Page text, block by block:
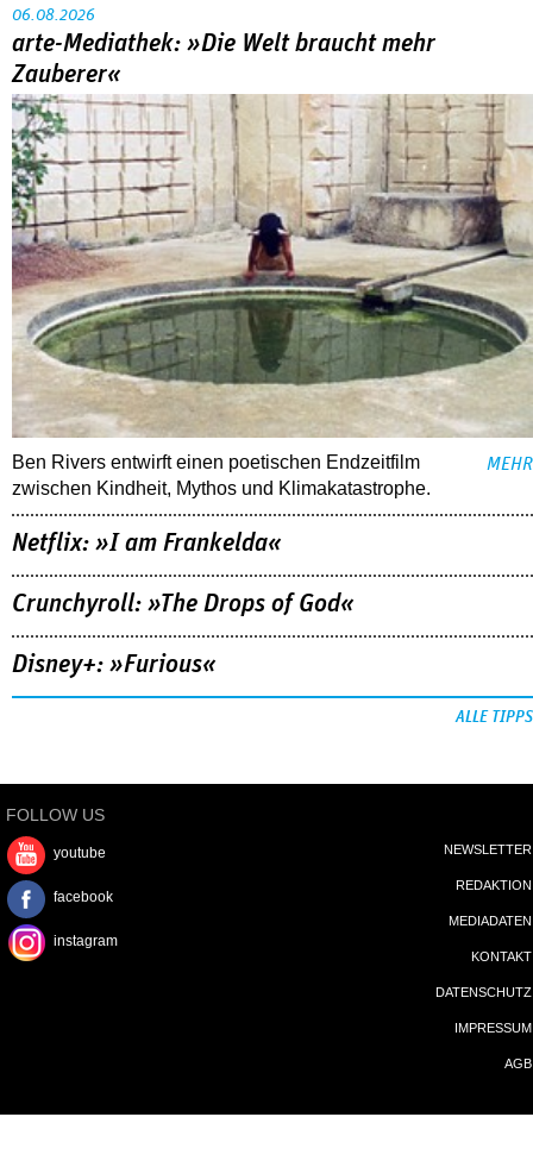
06.08.2026
arte-Mediathek: »Die Welt braucht mehr
Zauberer«
Ben Rivers entwirft einen poetischen Endzeitfilm
zwischen Kindheit, Mythos und Klimakatastrophe.
MEHR
Netflix: »I am Frankelda«
Crunchyroll: »The Drops of God«
Disney+: »Furious«
ALLE TIPPS
FOLLOW US
youtube
facebook
instagram
NEWSLETTER
REDAKTION
MEDIADATEN
KONTAKT
DATENSCHUTZ
IMPRESSUM
AGB